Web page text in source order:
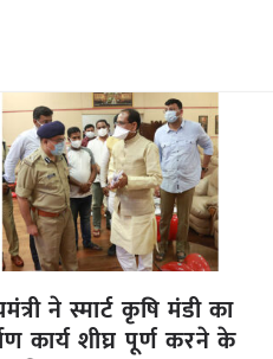
ने स्मार्ट कृषि मंडी का
कार्य शीघ्र पूर्ण करने के